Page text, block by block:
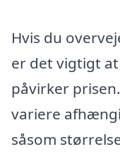
Hvis du
er det vigtigt
påvirker
variere
såsom